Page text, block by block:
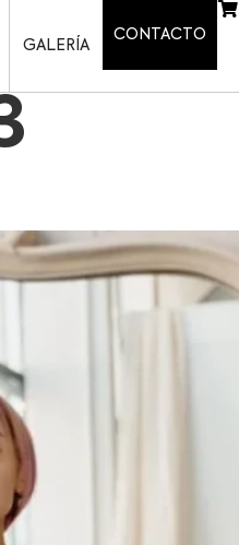
GALERÍA
CONTACTO